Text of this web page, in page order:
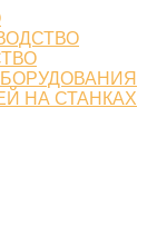
НА СТАНКАХ